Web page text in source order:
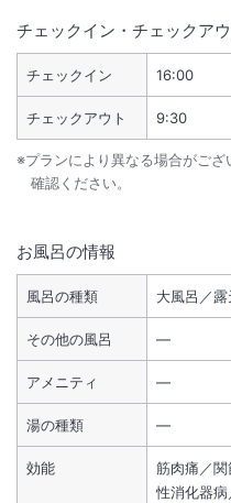
チェックイン・チェックア
チェックイン 16:00
チェックアウト 9:30
※プランにより異なる場合がご
確認ください。
お風呂の情報
風呂の種類 大風呂／露
その他の風呂 ―
アメニティ ―
湯の種類 ―
効能
筋肉痛／
性消化器